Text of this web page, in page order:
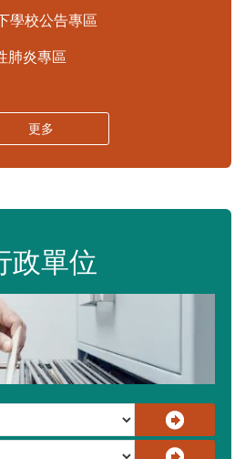
學校公告專區
肺炎專區
更多
政單位